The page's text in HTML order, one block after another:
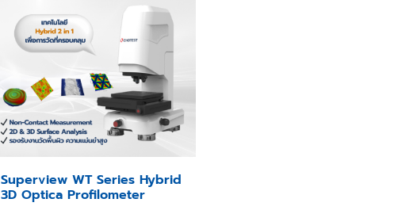
Superview WT Series Hybrid
3D Optica Profilometer